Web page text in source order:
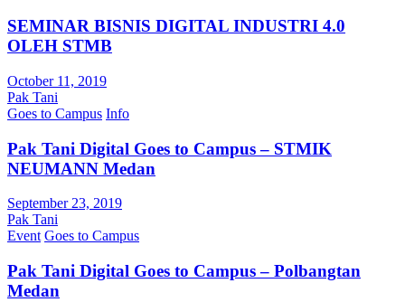
SEMINAR BISNIS DIGITAL INDUSTRI 4.0
OLEH STMB
October 11, 2019
Pak Tani
Goes to Campus Info
Pak Tani Digital Goes to Campus – STMIK
NEUMANN Medan
September 23, 2019
Pak Tani
Event Goes to Campus
Pak Tani Digital Goes to Campus – Polbangtan
Medan